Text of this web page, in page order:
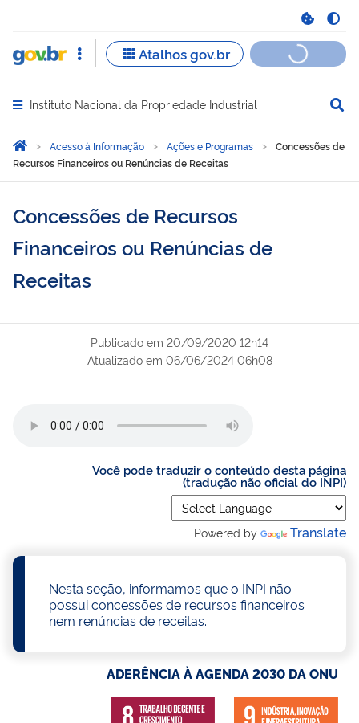
Abrir menu principal de navegação
Instituto Nacional da Propriedade Industrial
Você está aqui:
Página Inicial
Acesso à Informação Ações e Programas
Concessões de
Recursos Financeiros ou Renúncias de Receitas
Concessões de Recursos
Financeiros ou Renúncias de
Receitas
Publicado em 20/09/2020 12h14
Atualizado em 06/06/2024 06h08
Você pode traduzir o conteúdo desta página
(tradução não oficial do INPI)
Powered by Translate
Nesta seção, informamos que o INPI não
possui concessões de recursos financeiros
nem renúncias de receitas.
ADERÊNCIA À AGENDA 2030 DA ONU